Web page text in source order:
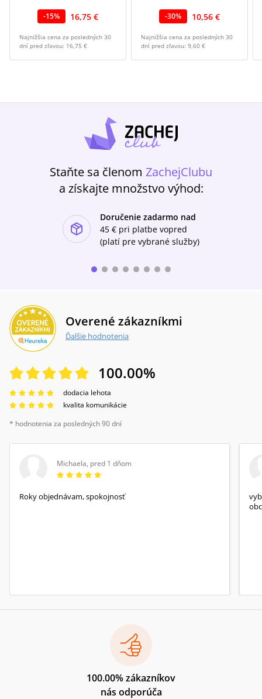
-15% 16,75 €
Najnižšia cena za posledných 30
dní pred zľavou: 16,75 €
-30% 10,56 €
Najnižšia cena za posledných 30
dní pred zľavou: 9,60 €
Staňte sa členom ZachejClubu
a získajte množstvo výhod:
Doručenie zadarmo nad
45 € pri platbe vopred
(platí pre vybrané služby)
Overené zákazníkmi
Ďalšie hodnotenia
100.00%
dodacia lehota
kvalita komunikácie
* hodnotenia za posledných 90 dní
Michaela, pred 1 dňom
Roky objednávam, spokojnosť
100.00% zákazníkov
nás odporúča